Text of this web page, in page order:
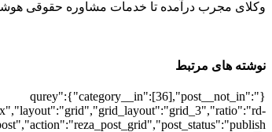
وکلای مجرب درآمده تا خدمات مشاوره حقوقی
نوشته های مرتبط
{"qurey":{"category__in":[36],"post__not_in":